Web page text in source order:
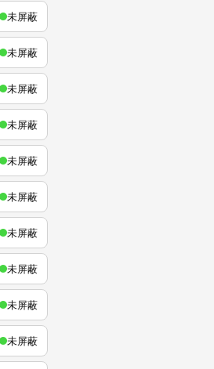
未屏蔽
未屏蔽
未屏蔽
未屏蔽
未屏蔽
未屏蔽
未屏蔽
未屏蔽
未屏蔽
未屏蔽